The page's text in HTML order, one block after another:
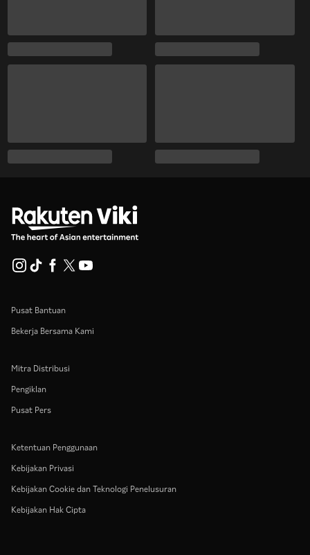
Pusat Bantuan
Bekerja Bersama Kami
Mitra Distribusi
Pengiklan
Pusat Pers
Ketentuan Penggunaan
Kebijakan Privasi
Kebijakan Cookie dan Teknologi Penelusuran
Kebijakan Hak Cipta